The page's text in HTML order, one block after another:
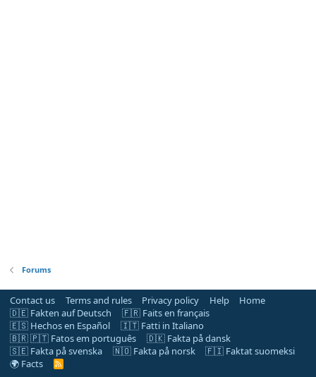
Forums
Contact us Terms and rules Privacy policy Help
Home
🇩🇪 Fakten auf Deutsch
🇫🇷 Faits en français
🇪🇸 Hechos en Español
🇮🇹 Fatti in Italiano
🇧🇷 🇵🇹 Fatos em português
🇩🇰 Fakta på dansk
🇸🇪 Fakta på svenska
🇳🇴 Fakta på norsk
🇫🇮 Faktat suomeksi
🌍 Facts
R